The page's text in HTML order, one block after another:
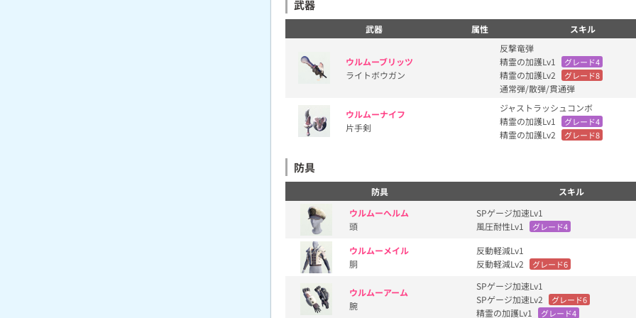
武器
武器 属性 スキル
ウルムーブリッツ
ライトボウガン
反撃竜弾
精霊の加護Lv1
グレード4
精霊の加護Lv2 グレード8
通常弾/散弾/貫通弾
ウルムーナイフ
片手剣
ジャストラッシュコンボ
精霊の加護Lv1
グレード4
精霊の加護Lv2 グレード8
防具
防具
スキル
ウルムーへルム
頭
SPゲージ加速Lv1
風圧耐性Lv1
グレード4
ウルムーメイル
胴
反動軽減Lv1
反動軽減Lv2
グレード6
ウルムーアーム
腕
SPゲージ加速Lv1
SPゲージ加速Lv2
グレード6
精霊の加護Lv1 グレード4